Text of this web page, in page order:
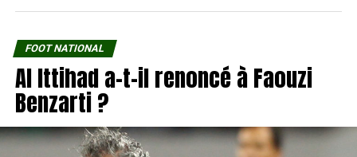
FOOT NATIONAL
Al Ittihad a-t-il renoncé à Faouzi
Benzarti ?